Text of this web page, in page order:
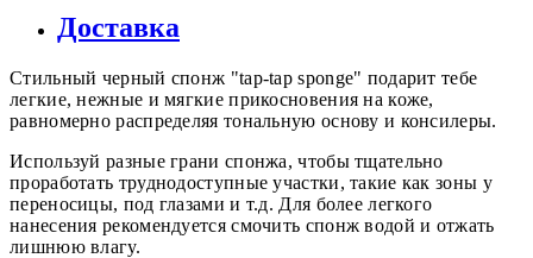
Доставка
Стильный черный спонж "tap-tap sponge" подарит тебе
легкие, нежные и мягкие прикосновения на коже,
равномерно распределяя тональную основу и консилеры.
Используй разные грани спонжа, чтобы тщательно
проработать труднодоступные участки, такие как зоны у
переносицы, под глазами и т.д. Для более легкого
нанесения рекомендуется смочить спонж водой и отжать
лишнюю влагу.